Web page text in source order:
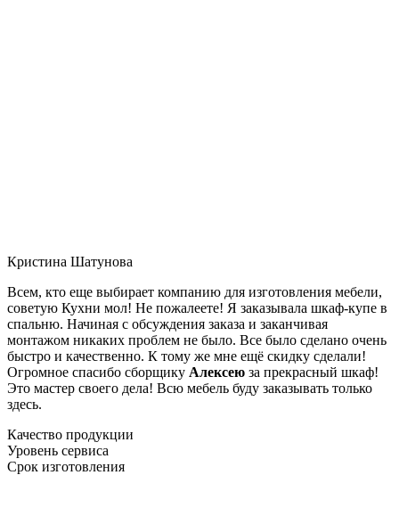
Кристина Шатунова
Всем, кто еще выбирает компанию для изготовления мебели,
советую Кухни мол! Не пожалеете! Я заказывала шкаф-купе в
спальню. Начиная с обсуждения заказа и заканчивая
монтажом никаких проблем не было. Все было сделано очень
быстро и качественно. К тому же мне ещё скидку сделали!
Огромное спасибо сборщику Алексею за прекрасный шкаф!
Это мастер своего дела! Всю мебель буду заказывать только
здесь.
Качество продукции
Уровень сервиса
Срок изготовления